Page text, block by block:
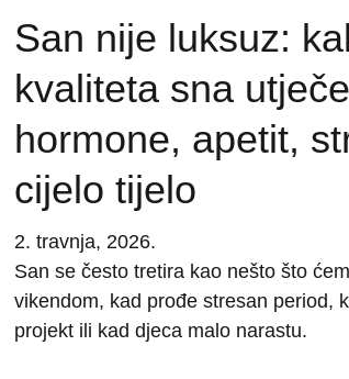
San nije luksuz:
kvaliteta sna
hormone, apetit,
cijelo tijelo
2. travnja, 2026.
San se često tretira kao nešto što
vikendom, kad prođe stresan period,
projekt ili kad djeca malo narastu.